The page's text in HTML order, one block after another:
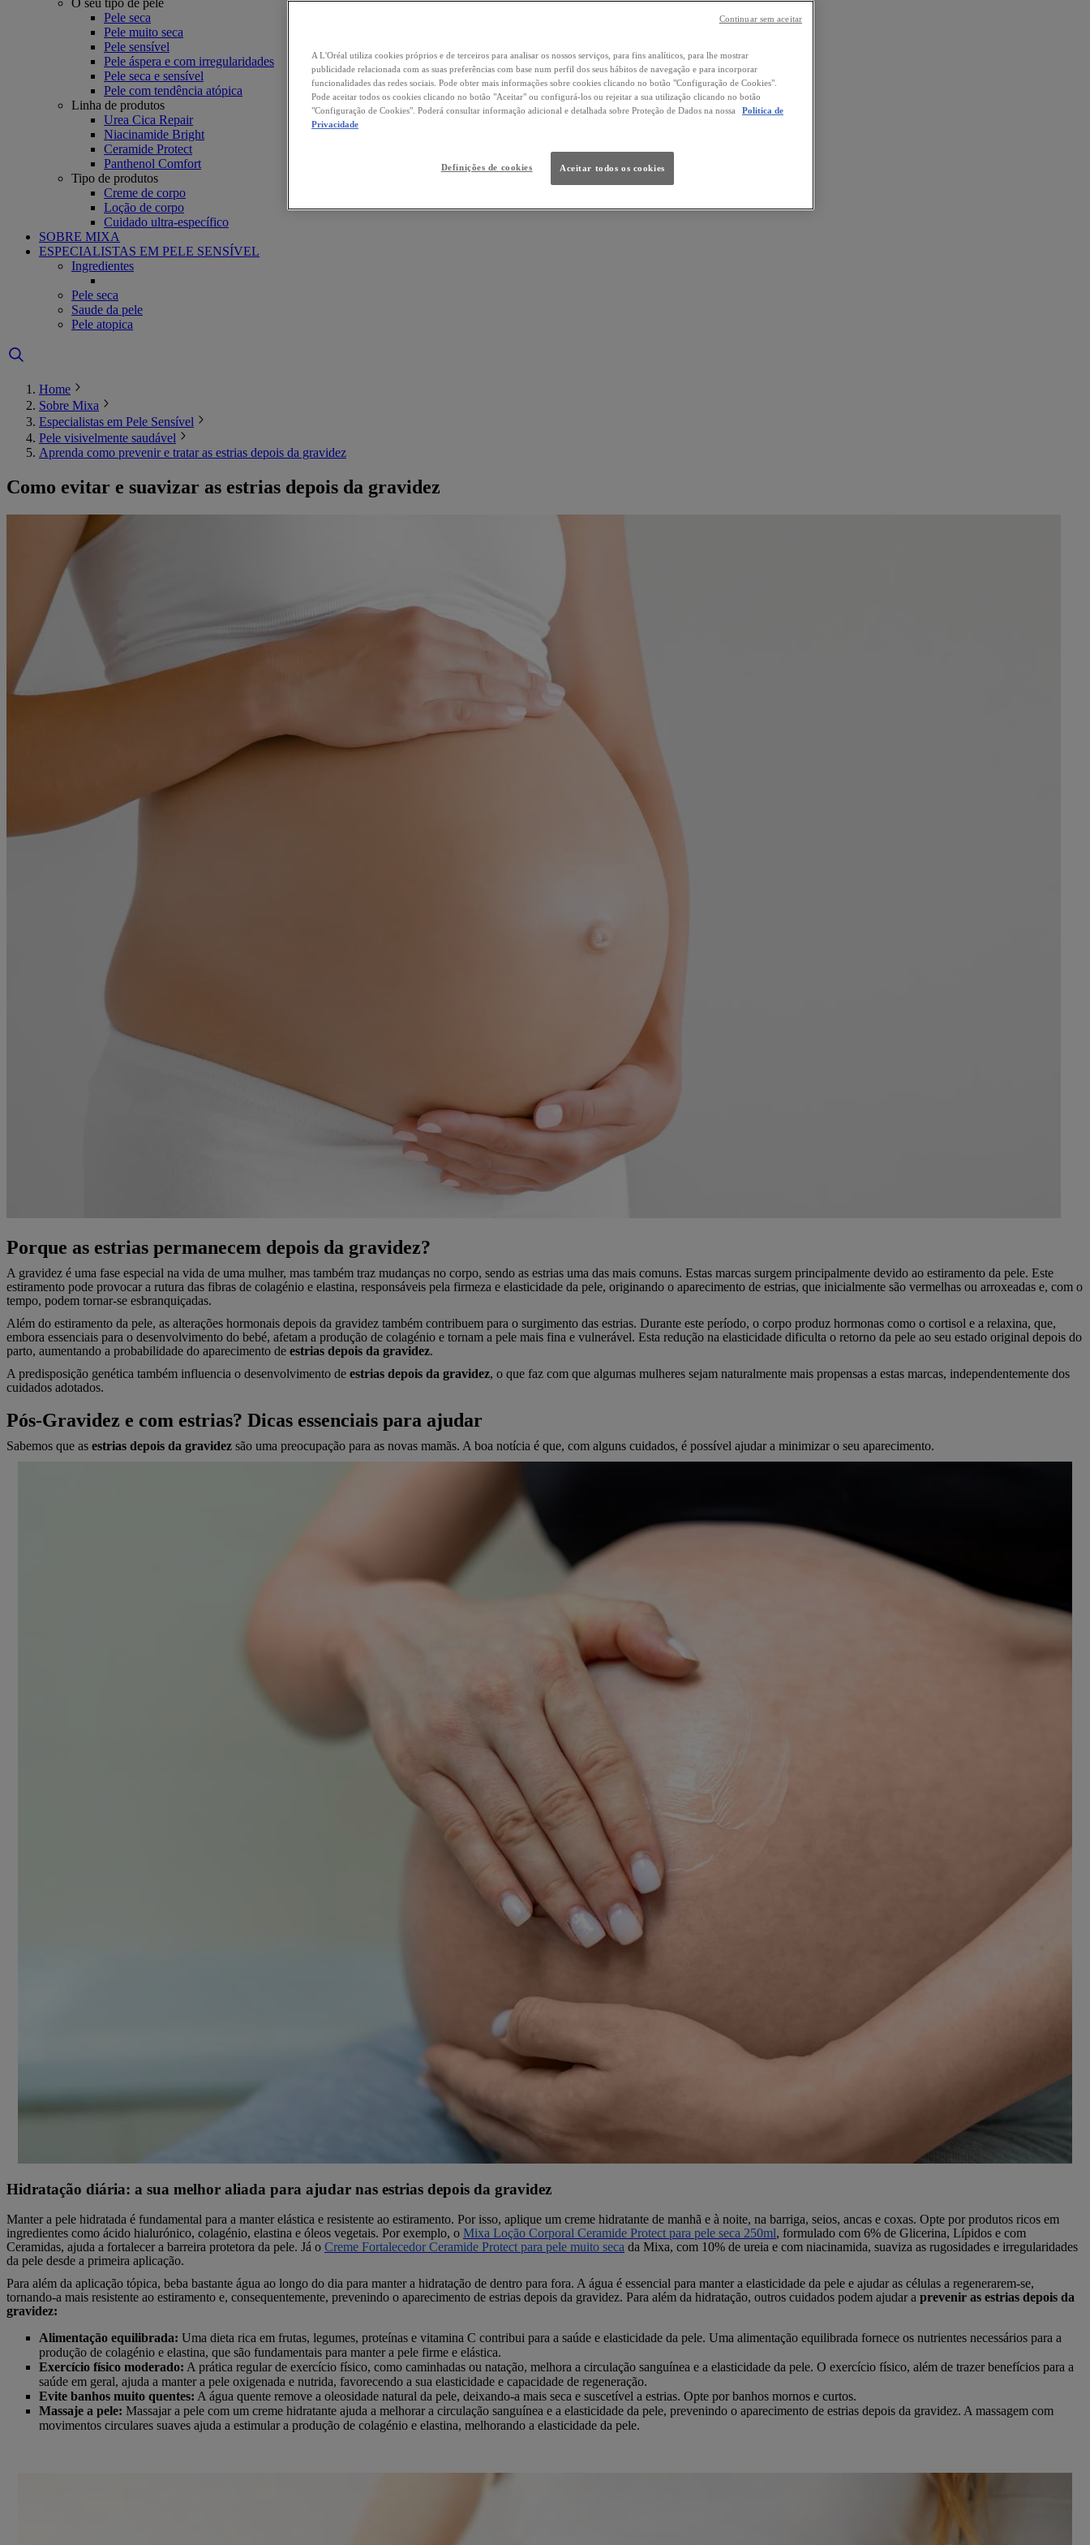
O seu tipo de pele
Pele seca
Pele muito seca
Pele sensível
Pele áspera e com irregularidades
Pele seca e sensível
Pele com tendência atópica
Linha de produtos
Urea Cica Repair
Niacinamide Bright
Ceramide Protect
Panthenol Comfort
Tipo de produtos
Creme de corpo
Loção de corpo
Cuidado ultra-específico
SOBRE MIXA
ESPECIALISTAS EM PELE SENSÍVEL
Ingredientes
Pele seca
Saude da pele
Pele atopica
Home
Sobre Mixa
Especialistas em Pele Sensível
Pele visivelmente saudável
Aprenda como prevenir e tratar as estrias depois da gravidez
Como evitar e suavizar as estrias depois da gravidez
Porque as estrias permanecem depois da gravidez?
A gravidez é uma fase especial na vida de uma mulher, mas também traz mudanças no corpo, sendo as estrias uma das mais comuns. Estas marcas surgem principalmente devido ao estiramento da pele. Este
estiramento pode provocar a rutura das fibras de colagénio e elastina, responsáveis pela firmeza e elasticidade da pele, originando o aparecimento de estrias, que inicialmente são vermelhas ou arroxeadas e, com o
tempo, podem tornar-se esbranquiçadas.
Além do estiramento da pele, as alterações hormonais depois da gravidez também contribuem para o surgimento das estrias. Durante este período, o corpo produz hormonas como o cortisol e a relaxina, que,
embora essenciais para o desenvolvimento do bebé, afetam a produção de colagénio e tornam a pele mais fina e vulnerável. Esta redução na elasticidade dificulta o retorno da pele ao seu estado original depois do
parto, aumentando a probabilidade do aparecimento de estrias depois da gravidez.
A predisposição genética também influencia o desenvolvimento de estrias depois da gravidez, o que faz com que algumas mulheres sejam naturalmente mais propensas a estas marcas, independentemente dos
cuidados adotados.
Pós-Gravidez e com estrias? Dicas essenciais para ajudar
Sabemos que as estrias depois da gravidez são uma preocupação para as novas mamãs. A boa notícia é que, com alguns cuidados, é possível ajudar a minimizar o seu aparecimento.
Hidratação diária: a sua melhor aliada para ajudar nas estrias depois da gravidez
Manter a pele hidratada é fundamental para a manter elástica e resistente ao estiramento. Por isso, aplique um creme hidratante de manhã e à noite, na barriga, seios, ancas e coxas. Opte por produtos ricos em
ingredientes como ácido hialurónico, colagénio, elastina e óleos vegetais. Por exemplo, o Mixa Loção Corporal Ceramide Protect para pele seca 250ml, formulado com 6% de Glicerina, Lípidos e com
Ceramidas, ajuda a fortalecer a barreira protetora da pele. Já o Creme Fortalecedor Ceramide Protect para pele muito seca da Mixa, com 10% de ureia e com niacinamida, suaviza as rugosidades e irregularidades
da pele desde a primeira aplicação.
Para além da aplicação tópica, beba bastante água ao longo do dia para manter a hidratação de dentro para fora. A água é essencial para manter a elasticidade da pele e ajudar as células a regenerarem-se,
tornando-a mais resistente ao estiramento e, consequentemente, prevenindo o aparecimento de estrias depois da gravidez. Para além da hidratação, outros cuidados podem ajudar a prevenir as estrias depois da
gravidez:
Alimentação equilibrada: Uma dieta rica em frutas, legumes, proteínas e vitamina C contribui para a saúde e elasticidade da pele. Uma alimentação equilibrada fornece os nutrientes necessários para a
produção de colagénio e elastina, que são fundamentais para manter a pele firme e elástica.
Exercício físico moderado: A prática regular de exercício físico, como caminhadas ou natação, melhora a circulação sanguínea e a elasticidade da pele. O exercício físico, além de trazer benefícios para a
saúde em geral, ajuda a manter a pele oxigenada e nutrida, favorecendo a sua elasticidade e capacidade de regeneração.
Evite banhos muito quentes: A água quente remove a oleosidade natural da pele, deixando-a mais seca e suscetível a estrias. Opte por banhos mornos e curtos.
Massaje a pele: Massajar a pele com um creme hidratante ajuda a melhorar a circulação sanguínea e a elasticidade da pele, prevenindo o aparecimento de estrias depois da gravidez. A massagem com
movimentos circulares suaves ajuda a estimular a produção de colagénio e elastina, melhorando a elasticidade da pele.
A L'Oréal utiliza cookies próprios e de terceiros para analisar os nossos serviços, para fins analíticos, para lhe mostrar
publicidade relacionada com as suas preferências com base num perfil dos seus hábitos de navegação e para incorporar
funcionalidades das redes sociais. Pode obter mais informações sobre cookies clicando no botão "Configuração de Cookies".
Pode aceitar todos os cookies clicando no botão "Aceitar" ou configurá-los ou rejeitar a sua utilização clicando no botão
"Configuração de Cookies". Poderá consultar informação adicional e detalhada sobre Proteção de Dados na nossa
Politica de
Privacidade
Definições de cookies Aceitar todos os cookies
Continuar sem aceitar